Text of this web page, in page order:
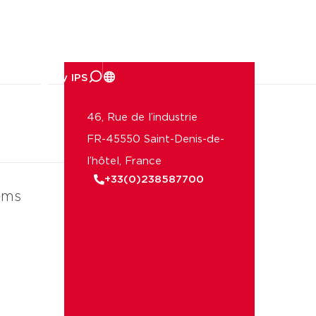
46, Rue de l’industrie
FR-45550 Saint-Denis-de-
l’hôtel, France
+33(0)238587700